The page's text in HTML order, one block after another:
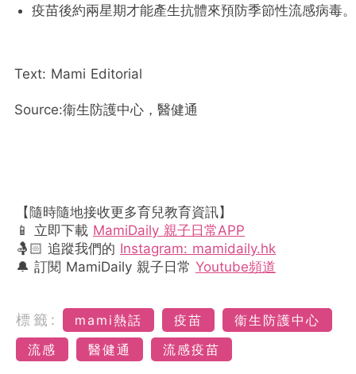
疫苗後約兩星期才能產生抗體來預防季節性流感病毒。
Text: Mami Editorial
Source:衞生防護中心，醫健通
【隨時隨地接收更多育兒教育資訊】
📱 立即下載 MamiDaily 親子日常APP
🤱🏻 追蹤我們的 Instagram: mamidaily.hk
🔔 訂閱 MamiDaily 親子日常 Youtube頻道
標籤: mami熱話 疫苗
衞生防護中心
流感
醫健通 流感疫苗